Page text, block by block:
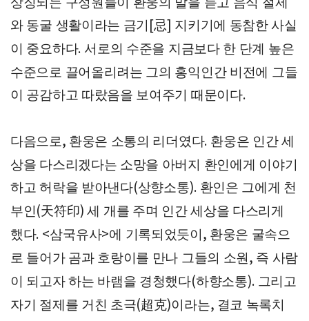
와 동굴 생활이라는 금기
[忌 지키기에 동참한 사실
이 중요하다. 서로의 수준을 지금보다 한 단계 높은
수준으로 끌어올리려는 그의 홍익인간 비전에 그들
이 공감하고 따랐음을 보여주기 때문이다.
다음으로, 환웅은 소통의 리더였다. 환웅은 인간 세
상을 다스리겠다는 소망을 아버지 환인에게 이야기
하고 허락을 받아낸다(상향소통). 환인은 그에게 천
부인(天符印)세 개를 주며 인간 세상을 다스리게
했다. <삼국유사>에 기록되었듯이 , 환웅은 굴속으
로 들어가 곰과 호랑이를 만나 그들의 소원, 즉 사람
이 되고자 하는 바램을 경청했다(하향소통). 그리고
자기 절제를 거친 초극(超克)이라는, 결코 녹록치